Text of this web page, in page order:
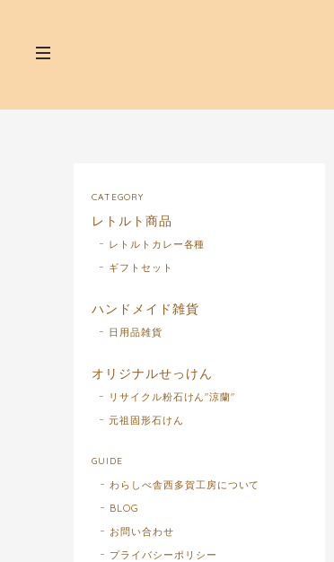
CATEGORY
レトルト商品
レトルトカレー各種
ギフトセット
ハンドメイド雑貨
日用品雑貨
オリジナルせっけん
リサイクル粉石けん"涼蘭"
元祖固形石けん
GUIDE
わらしべ舎西多賀工房について
BLOG
お問い合わせ
プライバシーポリシー